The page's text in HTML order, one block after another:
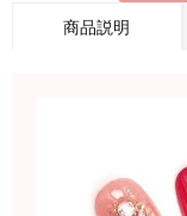
商品説明